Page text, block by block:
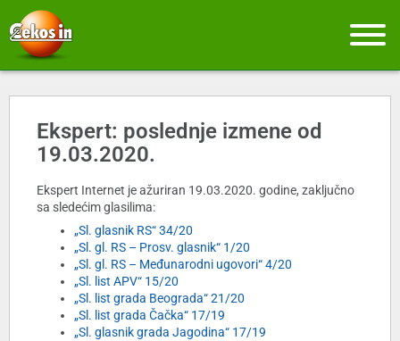
Ekspert: poslednje izmene od
19.03.2020.
Ekspert Internet je ažuriran 19.03.2020. godine, zaključno
sa sledećim glasilima:
„Sl. glasnik RS“ 34/20
„Sl. gl. RS – Prosv. glasnik“ 1/20
„Sl. gl. RS – Međunarodni ugovori“ 4/20
„Sl. list APV“ 15/20
„Sl. list grada Beograda“ 21/20
„Sl. list grada Čačka“ 17/19
„Sl. glasnik grada Jagodina“ 17/19